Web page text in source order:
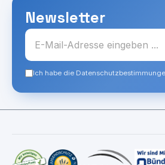
Newsletter
Ich habe die